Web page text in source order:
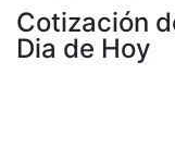
Cotización
Dia de Hoy